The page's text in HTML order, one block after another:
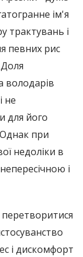
ім'я
трактувань і
певних рис
володарів
не
для його
при
недоліки в
і
і дискомфорт